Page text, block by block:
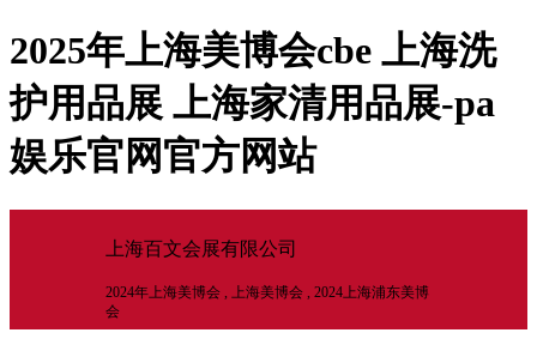
2025年上海美博会cbe 上海洗
护用品展 上海家清用品展-pa
娱乐官网官方网站
上海百文会展有限公司
2024年上海美博会 , 上海美博会 , 2024上海浦东美博
会